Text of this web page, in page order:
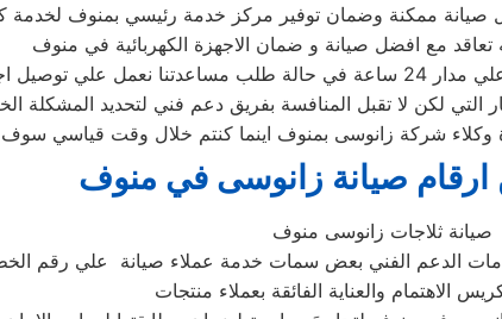
ممكنة وضمان توفير مركز خدمة رئيسي بمنوف
تعاقد مع افضل صيانة و ضمان الاجهزة الكهربائية في منوف
توصيل اجهزتكم
لكن لا تقبل المنافسة بفريق دعم فني لتحديد المشكلة
ارقام صيانة زانوسى في منوف
صيانة ثلاجات زانوسى منوف
الدعم الفني بعض سمات خدمة عملاء صيانة علي رقم